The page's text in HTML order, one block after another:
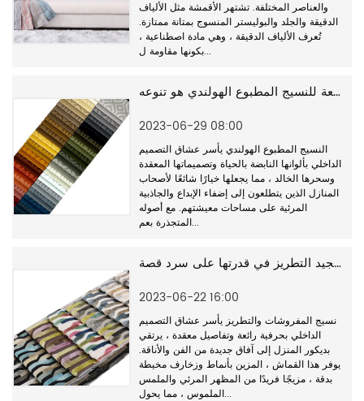
والعناصر المختلفة. تشتهر الأقمشة مثل الألياف
الدقيقة والجلد والبوليستر المنسوج بمتانة ممتازة.
تُعرف الألياف الدقيقة ، وهي مادة اصطناعية ،
بكونها مقاومة ل...
واحدة من السمات الرائعة للنسيج المطبوع الهولندي هو تنوعه
2023-06-29 08:00
النسيج المطبوع الهولندي يأسر عشاق التصميم
الداخلي بألوانها النابضة بالحياة وتصميماتها المعقدة
وسحرها الخالد ، مما يجعلها خيارًا شائعًا لأصحاب
المنازل الذين يتطلعون إلى إضفاء الإبداع والجاذبية
المرئية على مساحات معيشتهم. مع أصوله
المتجذرة بعم...
تتمثل إحدى السمات الرائعة لأقمشة تنجيد التطريز في قدرتها على سرد قصة
2023-06-22 16:00
نسيج المفروشات والتطريز يأسر عشاق التصميم
الداخلي بحرفية رائعة وتفاصيل معقدة ، يرتقي
بديكور المنزل إلى آفاق جديدة من الفن والأناقة.
يوفر هذا القماش ، المزين بأنماط وزخارف مخيطة
بدقة ، مزيجًا فريدًا من المظهر المرئي والملمس
الملموس ، مما يحول...